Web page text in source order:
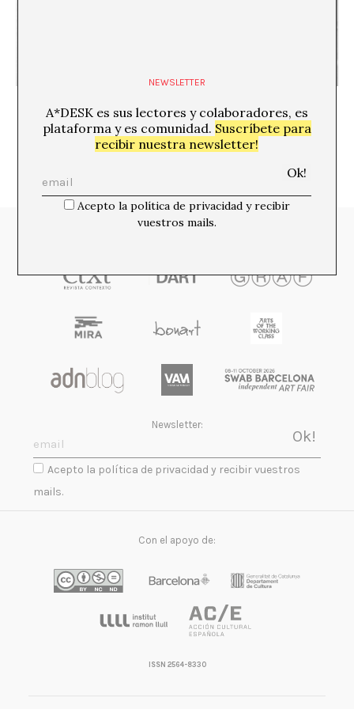
Newsletter:
Acepto la política de privacidad y recibir vuestros
mails.
Con el apoyo de:
ISSN 2564-8330
NEWSLETTER
A*DESK es sus lectores y colaboradores, es
plataforma y es comunidad. Suscríbete para
recibir nuestra newsletter!
Acepto la política de privacidad y recibir
vuestros mails.